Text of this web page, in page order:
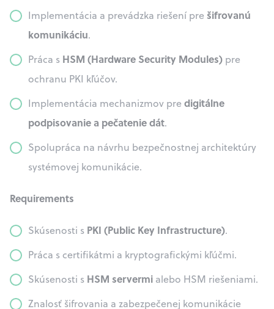
Implementácia a prevádzka riešení prešifrovanú
komunikáciu.
Práca s HSM (Hardware Security Modules) pre
ochranu PKI kľúčov.
Implementácia mechanizmov predigitálne
podpisovanie a pečatenie dát.
Spolupráca na návrhu bezpečnostnej architektúry
systémovej komunikácie.
Requirements
Skúsenosti s PKI (Public Key Infrastructure).
Práca s certifikátmi a kryptografickými kľúčmi.
Skúsenosti s HSM servermi alebo HSM riešeniami.
Znalosť šifrovania a zabezpečenej komunikácie